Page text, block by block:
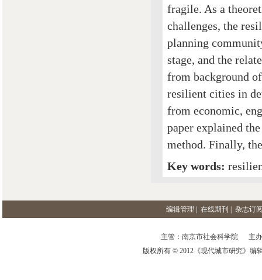
fragile. As a
challenges, the
planning
stage, and the
from background
resilient cities in
from economic,
paper explained
method. Finally,
Key words:
编辑管理 在线期刊 杂志订
主管：南京市社会科学院 主
版权所有 © 2012《现代城市研究》编